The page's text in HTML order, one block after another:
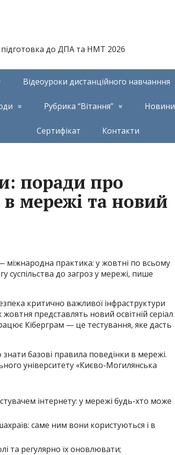
підготовка до ДПА та НМТ 2026
Відеоуроки дистанційного навчанння
Рубрика “Вітання” Новини
Сертифікат Контакти
поради про
в мережі та новий
міжнародна практика: у жовтні по всьому
суспільства до загроз у мережі, пише
критично важливої інфраструктури
представлять новий освітній серіал
Кіберграм — це тестування, яке дасть
базові правила поведінки в мережі.
університету «Києво-Могилянська
інтернету: у мережі будь-хто може
саме ним вони користуються і в
та регулярно їх оновлювати;